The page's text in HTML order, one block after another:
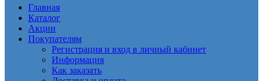
Главная
Каталог
Акции
Покупателям
Регистрация и вход в личный кабинет
Информация
Как заказать